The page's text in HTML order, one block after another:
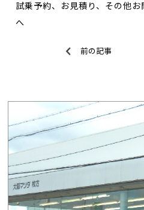
試乗予約、お見積り、その他
へ
前の記事